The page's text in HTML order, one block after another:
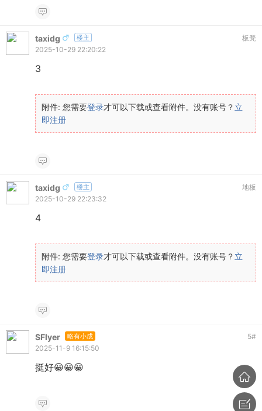
taxidg 楼主
板凳
2025-10-29 22:20:22
3
附件: 您需要登录才可以下载或查看附件。没有账号？ 立
即注册
taxidg 楼主
地板
2025-10-29 22:23:32
4
附件: 您需要登录才可以下载或查看附件。没有账号？ 立
即注册
SFlyer 略有小成 5#
2025-11-9 16:15:50
挺好😀😀😀